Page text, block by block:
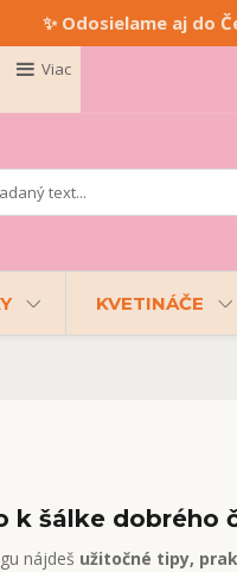
✨ Odosielame aj do
Viac
KVETINÁČE
k šálke dobrého
nájdeš užitočné tipy,